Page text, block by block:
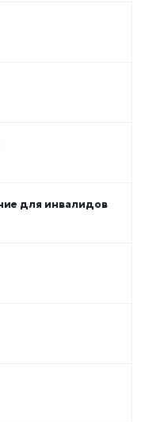
для инвалидов